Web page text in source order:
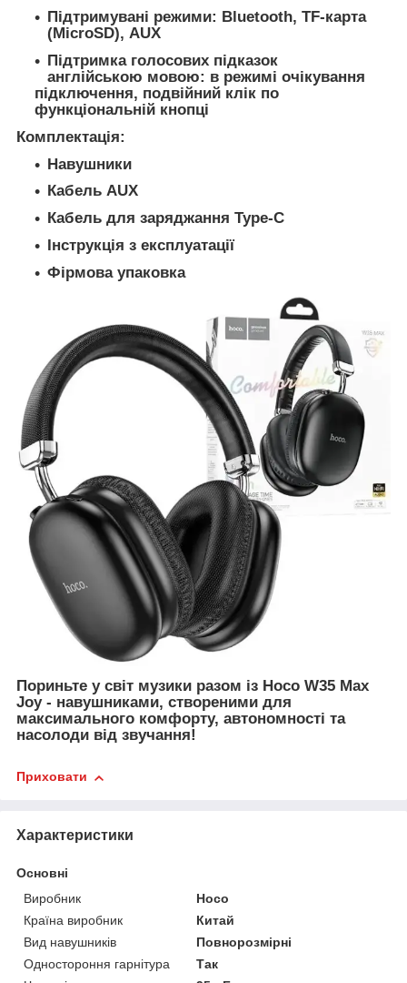
Підтримувані режими: Bluetooth, TF-карта
(MicroSD), AUX
Підтримка голосових підказок
англійською мовою: в режимі очікування
підключення, подвійний клік по
функціональній кнопці
Комплектація:
Навушники
Кабель AUX
Кабель для заряджання Type-C
Інструкція з експлуатації
Фірмова упаковка
Пориньте у світ музики разом із Hoco W35 Max
Joy - навушниками, створеними для
максимального комфорту, автономності та
насолоди від звучання!
Приховати
Характеристики
Основні
Виробник
Hoco
Країна виробник
Китай
Вид навушників
Повнорозмірні
Одностороння гарнітура
Так